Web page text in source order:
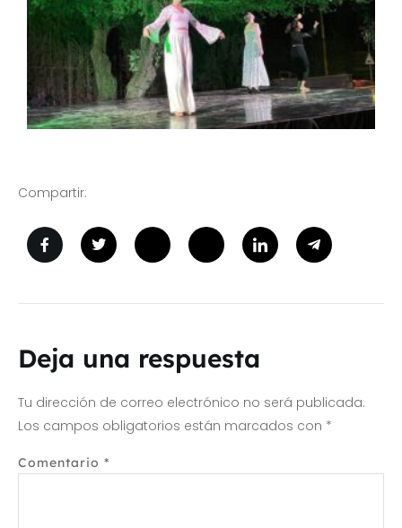
Compartir:
Deja una respuesta
Tu dirección de correo electrónico no será publicada.
Los campos obligatorios están marcados con *
Comentario *